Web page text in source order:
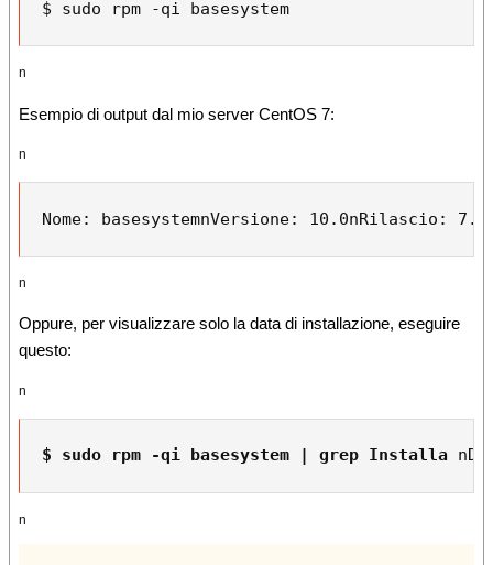
$ sudo rpm -qi basesystem
n
Esempio di output dal mio server CentOS 7:
n
Nome: basesystemnVersione: 10.0nRilascio:
n
Oppure, per visualizzare solo la data di installazione, eseguire
questo:
n
$ sudo rpm -qi basesystem | grep Installa n
n